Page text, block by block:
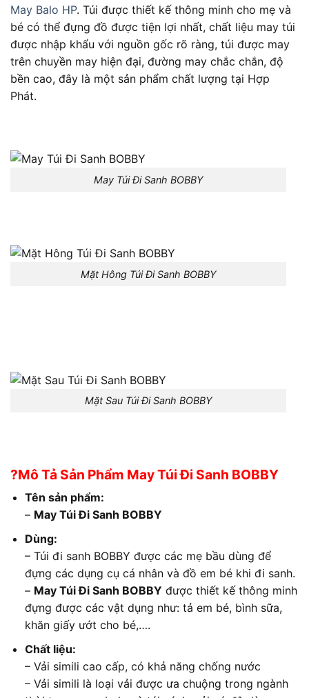
May Balo HP. Túi được thiết kế thông minh cho mẹ và
bé có thể đựng đồ được tiện lợi nhất, chất liệu may túi
được nhập khẩu với nguồn gốc rõ ràng, túi được may
trên chuyền may hiện đại, đường may chắc chắn, độ
bền cao, đây là một sản phẩm chất lượng tại Hợp
Phát.
May Túi Đi Sanh BOBBY
Mặt Hông Túi Đi Sanh BOBBY
Mặt Sau Túi Đi Sanh BOBBY
?Mô Tả Sản Phẩm May Túi Đi Sanh BOBBY
Tên sản phẩm:
– May Túi Đi Sanh BOBBY
Dùng:
– Túi đi sanh BOBBY được các mẹ bầu dùng để
đựng các dụng cụ cá nhân và đồ em bé khi đi sanh.
– May Túi Đi Sanh BOBBY được thiết kế thông minh
đựng được các vật dụng như: tả em bé, bình sữa,
khăn giấy ướt cho bé,….
Chất liệu:
– Vải simili cao cấp, có khả năng chống nước
– Vải simili là loại vải được ưa chuộng trong ngành